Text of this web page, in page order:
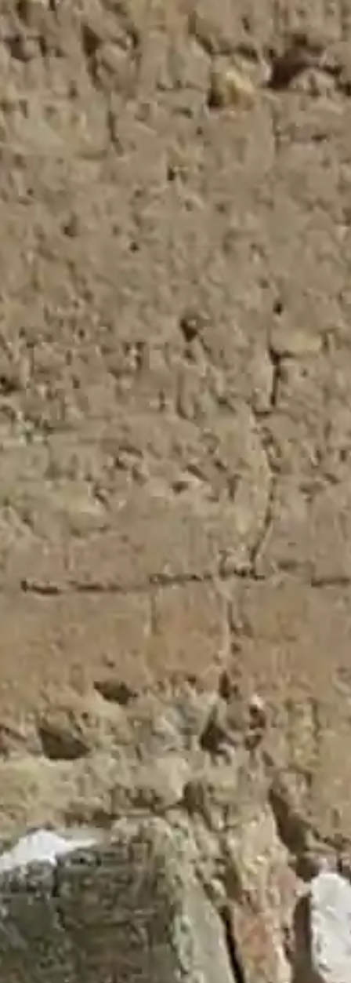
Por favor, los campos del formulario marcados
con asterisco * son obligatorios.
Acepto la totalidad
de condiciones del
Aviso Legal
de Privacidad
recepción de
comunicaciones,
promociones, ofertas
y comunicaciones
comerciales.
El Cubillo de Uceda
Dirección:Plaza Mayor Nº1
Código Postal:
El Cubillo de Uceda, 19186
Horario:
www.elcubillodeuceda.com